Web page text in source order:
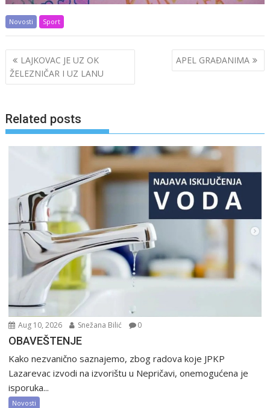
Novosti Sport
Post
navigation
LAJKOVAC JE UZ OK
ŽELEZNIČAR I UZ LANU
APEL GRAĐANIMA
Related posts
Aug 10, 2026 Snežana Bilić 0
OBAVEŠTENJE
Kako nezvanično saznajemo, zbog radova koje JPKP
Lazarevac izvodi na izvorištu u Nepričavi, onemogućena je
isporuka...
Novosti